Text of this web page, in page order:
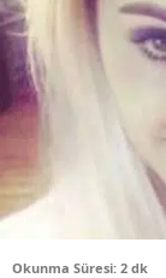
Okunma Süresi: 2 dk